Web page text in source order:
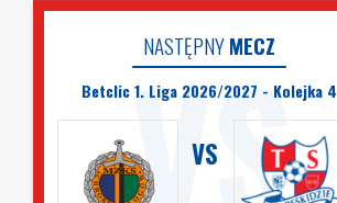
NASTĘPNYMECZ
Betclic 1. Liga 2026/2027 - Kolejka 4
VS